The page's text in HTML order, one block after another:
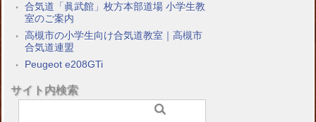
合気道「眞武館」枚方本部道場 小学生教
室のご案内
高槻市の小学生向け合気道教室｜高槻市
合気道連盟
Peugeot e208GTi
サイト内検索